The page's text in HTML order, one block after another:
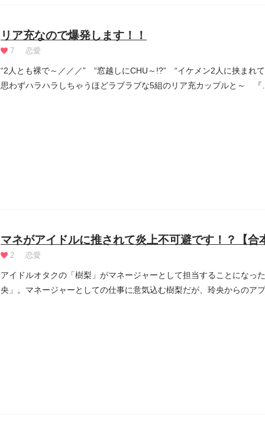
リア充なので爆発します！！
7 恋愛
“2人とも裸で～／／／” “窓越しにCHU～!?” “イケメン2人に挟ま
思わずハラハラしちゃうほどラブラブな5組のリア充カップルと～ 『
マネがアイドルに推されて炎上不可避です！？【合
2 恋愛
アイドルオタクの「樹梨」がマネージャーとして担当することになっ
央」。マネージャーとしての仕事に意気込む樹梨だが、玲央からのア